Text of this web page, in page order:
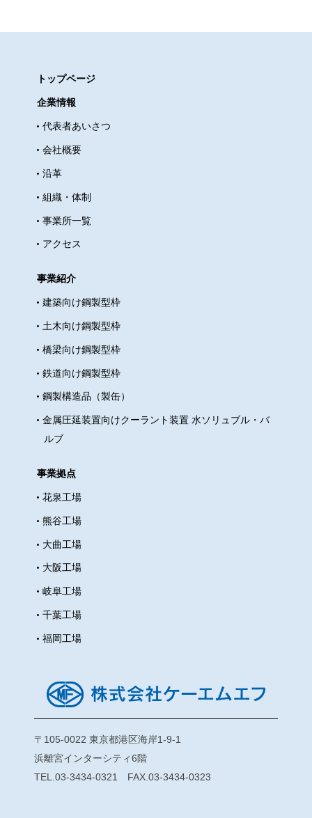
ぶりの通常開催で、一関市長の取
とし、外国人就労者は二十歳で無
同期全員が揃って参加する事が出
来ました。 前日から大盛り上がり
でスーツ一式を開け、さっそく着
てみます。 過去に会場に入ってか
があったので、リハーサルって大
事ですね
ビシ！っとヘアスタイ
ルをセットし当日を迎えます。 約
山の若者を目にして目を輝かせて
います
本当は晴れ着の女の子達
は出身中学校毎に座る事になって
いますが、一関市では外国人就労
者の席もきちんと用意してありま
たりと立派に式典をこなし、 最後
は、沢山の外国人就労者が居ます
くれており、市長が一緒に記念写
真を撮ってくれます。（市長
Facebook) また、県議会議員の方
も、ブログに乗せて下さるほど熱
式が終わり会場から出る
と、外は二十歳の海です
りの再会に黄色い声が飛び交い、
社の実習生達も写真を撮る事に一
生懸命です。 お互いを撮り合った
トップページ
企業情報
代表者あいさつ
会社概要
沿革
組織・体制
事業所一覧
アクセス
事業紹介
建築向け鋼製型枠
土木向け鋼製型枠
橋梁向け鋼製型枠
鉄道向け鋼製型枠
鋼製構造品（製缶）
金属圧延装置向けクーラント装置 水ソリュブル・バ
ルブ
事業拠点
花泉工場
熊谷工場
大曲工場
大阪工場
岐阜工場
千葉工場
福岡工場
〒105-0022 東京都港区海岸1-9-1
浜離宮インターシティ6階
TEL.03-3434-0321 FAX.03-3434-0323